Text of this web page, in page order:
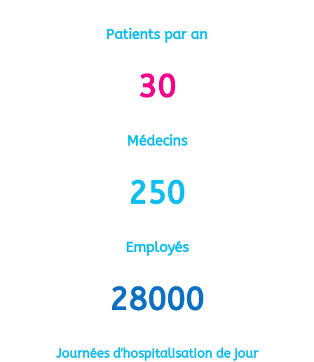
Patients par an
30
Médecins
250
Employés
28000
Journées d'hospitalisation de jour